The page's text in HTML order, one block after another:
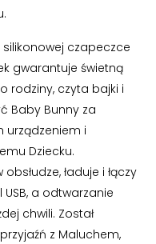
silikonowej czapeczce
gwarantuje świetną
rodziny, czyta bajki i
Baby Bunny za
urządzeniem i
Dziecku.
ładuje i łączy
a odtwarzanie
chwili. Został
z Maluchem,